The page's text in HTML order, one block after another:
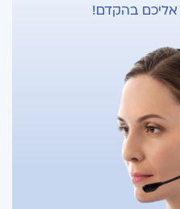
אליכם בהקדם!